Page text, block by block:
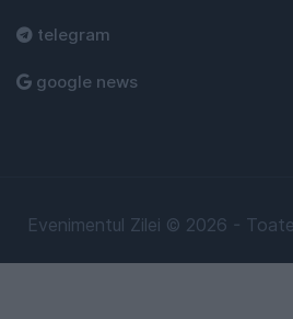
telegram
google news
Evenimentul Zilei © 2026 -